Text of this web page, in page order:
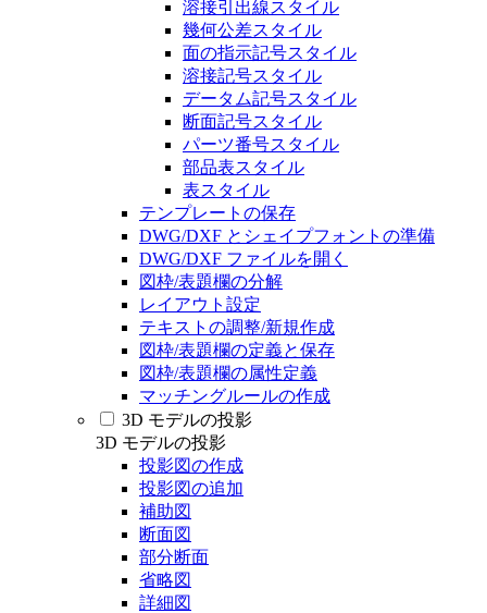
溶接引出線スタイル
幾何公差スタイル
面の指示記号スタイル
溶接記号スタイル
データム記号スタイル
断面記号スタイル
パーツ番号スタイル
部品表スタイル
表スタイル
テンプレートの保存
DWG/DXF とシェイプフォントの準備
DWG/DXF ファイルを開く
図枠/表題欄の分解
レイアウト設定
テキストの調整/新規作成
図枠/表題欄の定義と保存
図枠/表題欄の属性定義
マッチングルールの作成
3D モデルの投影
3D モデルの投影
投影図の作成
投影図の追加
補助図
断面図
部分断面
省略図
詳細図